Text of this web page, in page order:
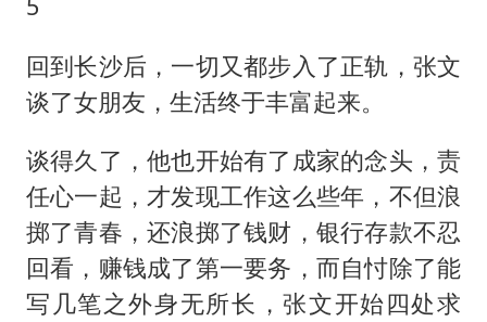
5
回到长沙后，一切又都步入了正轨，张文
谈了女朋友，生活终于丰富起来。
谈得久了，他也开始有了成家的念头，责
任心一起，才发现工作这么些年，不但浪
掷了青春，还浪掷了钱财，银行存款不忍
回看，赚钱成了第一要务，而自忖除了能
写几笔之外身无所长，张文开始四处求